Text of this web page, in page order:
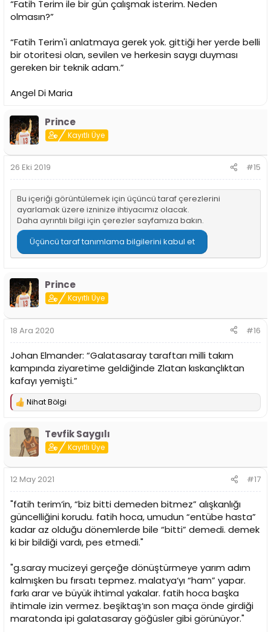
“Fatih Terim ile bir gün çalışmak isterim. Neden
olmasın?”
“Fatih Terim'i anlatmaya gerek yok. gittiği her yerde belli
bir otoritesi olan, sevilen ve herkesin saygı duyması
gereken bir teknik adam.”
Angel Di Maria
Prince
Kayıtlı Üye
26 Eki 2019 #15
Bu içeriği görüntülemek için üçüncü taraf çerezlerini
ayarlamak üzere izninize ihtiyacımız olacak.
Daha ayrıntılı bilgi için çerezler sayfamıza bakın.
Üçüncü taraf tanımlama bilgilerini kabul et
Prince
Kayıtlı Üye
18 Ara 2020 #16
Johan Elmander: “Galatasaray taraftarı milli takım
kampında ziyaretime geldiğinde Zlatan kıskançlıktan
kafayı yemişti.”
T
:
Nihat Bölgi
Tevfik Saygılı
Kayıtlı Üye
12 May 2021 #17
"fatih terim‘in, “biz bitti demeden bitmez” alışkanlığı
güncelliğini korudu. fatih hoca, umudun “entübe hasta”
kadar az olduğu dönemlerde bile “bitti” demedi. demek
ki bir bildiği vardı, pes etmedi."
"g.saray mucizeyi gerçeğe dönüştürmeye yarım adım
kalmışken bu fırsatı tepmez. malatya‘yı “ham” yapar.
farkı arar ve büyük ihtimal yakalar. fatih hoca başka
ihtimale izin vermez. beşiktaş‘ın son maça önde girdiği
maratonda ipi galatasaray göğüsler gibi görünüyor."